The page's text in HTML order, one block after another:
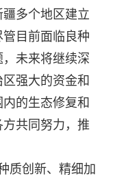
多个地区建立
目前面临良种
未来将继续深
强大的资金和
的生态修复和
共同努力，推
创新、精细加